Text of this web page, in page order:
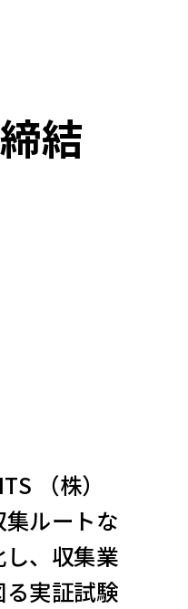
結
（株）
ルートな
、収集業
実証試験